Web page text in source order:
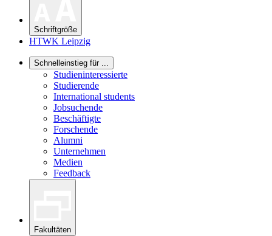
Schriftgröße
HTWK Leipzig
Schnelleinstieg für ...
Studieninteressierte
Studierende
International students
Jobsuchende
Beschäftigte
Forschende
Alumni
Unternehmen
Medien
Feedback
Fakultäten